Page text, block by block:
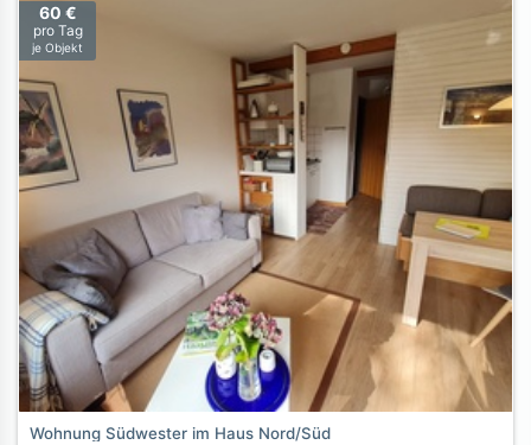
60 €
pro Tag
je Objekt
Wohnung Südwester im Haus Nord/Süd